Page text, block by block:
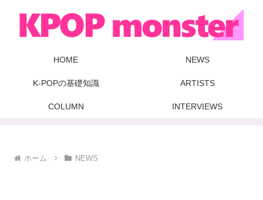
HOME NEWS
K-POPの基礎知識 ARTISTS
COLUMN INTERVIEWS
ホーム NEWS